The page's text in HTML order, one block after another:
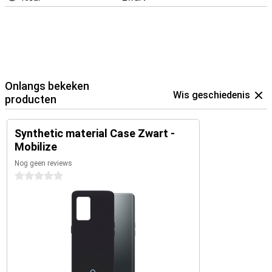
Onlangs bekeken
producten
Wis geschiedenis
Synthetic material Case Zwart -
Mobilize
Nog geen reviews
0 sterren